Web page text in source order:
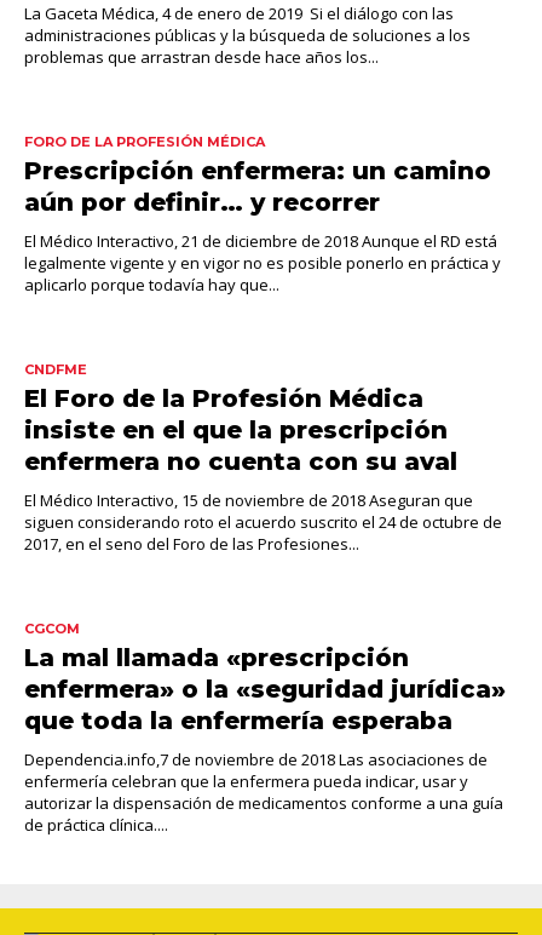
La Gaceta Médica, 4 de enero de 2019 Si el diálogo con las
administraciones públicas y la búsqueda de soluciones a los
problemas que arrastran desde hace años los...
FORO DE LA PROFESIÓN MÉDICA
Prescripción enfermera: un camino
aún por definir… y recorrer
El Médico Interactivo, 21 de diciembre de 2018 Aunque el RD está
legalmente vigente y en vigor no es posible ponerlo en práctica y
aplicarlo porque todavía hay que...
CNDFME
El Foro de la Profesión Médica
insiste en el que la prescripción
enfermera no cuenta con su aval
El Médico Interactivo, 15 de noviembre de 2018 Aseguran que
siguen considerando roto el acuerdo suscrito el 24 de octubre de
2017, en el seno del Foro de las Profesiones...
CGCOM
La mal llamada «prescripción
enfermera» o la «seguridad jurídica»
que toda la enfermería esperaba
Dependencia.info,7 de noviembre de 2018 Las asociaciones de
enfermería celebran que la enfermera pueda indicar, usar y
autorizar la dispensación de medicamentos conforme a una guía
de práctica clínica....